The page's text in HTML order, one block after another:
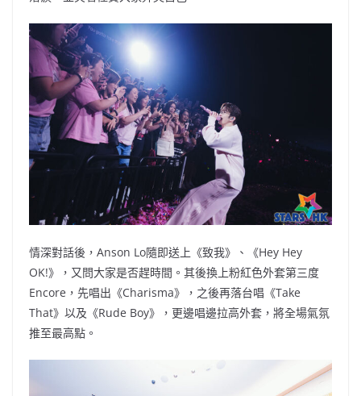
情深對話後，Anson Lo隨即送上《致我》、《Hey Hey
OK!》，又問大家是否趕時間。其後換上粉紅色外套第三度
Encore，先唱出《Charisma》，之後再落台唱《Take
That》以及《Rude Boy》，更邊唱邊拉高外套，將全場氣氛
推至最高點。